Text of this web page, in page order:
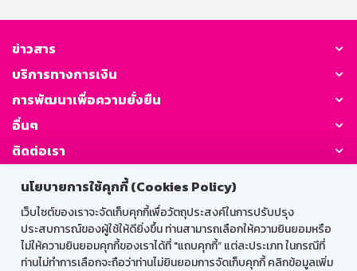
นโยบายการใช้คุกกี้ (Cookies Policy)
เว็บไซต์ของเราจะจัดเก็บคุกกี้เพื่อวัตถุประสงค์ในการปรับปรุง
ประสบการณ์ของผู้ใช้ให้ดียิ่งขึ้น ท่านสามารถเลือกให้ความยินยอมหรือ
ไม่ให้ความยินยอมคุกกี้ของเราได้ที่ "แถบคุกกี้” แต่ละประเภท ในกรณีที่
ท่านไม่ทำการเลือกจะถือว่าท่านไม่ยินยอมการจัดเก็บคุกกี้ คลิกข้อมูลเพิ่ม
ที่ลงรับไปแล้วธนาคารจะไม่เรียกคืน ภาษี ณ ที่จ่าย บุคคล
ธรรมดาไม่เสียภาษี นิติบุคคลหักภาษี ณ ที่จ่าย ตามประกาศ
กรมสรรพากร ระยะเวลาจ่ายดอกเบี้ย จ่ายดอกเบี้ยทุกเดือน
โดยโอนเข้าบัญชีเงินฝากประเภทเผื่อเรียกที่เป็นบัญชีคู่โอน
ข่าวสาร
บริการทางการเงิน
การพัฒนาเพื่อความยั่งยืน
อื่นๆ
ติดต่อเรา
GSB Society:
สำหรับพนักงาน